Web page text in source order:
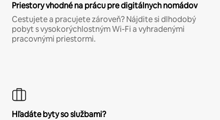
Priestory vhodné na prácu pre digitálnych nomádov
Cestujete a pracujete zároveň? Nájdite si dlhodobý
pobyt s vysokorýchlostným Wi-Fi a vyhradenými
pracovnými priestormi.
Hľadáte byty so službami?